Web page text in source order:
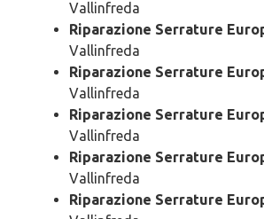
Vallinfreda
Riparazione Serrature
Vallinfreda
Riparazione Serrature
Vallinfreda
Riparazione Serrature
Vallinfreda
Riparazione Serrature
Vallinfreda
Riparazione Serrature